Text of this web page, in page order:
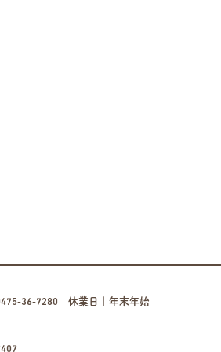
36-7280 休業日｜年末年始